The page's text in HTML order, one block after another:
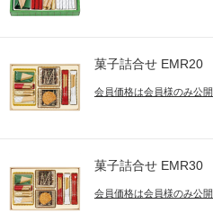
菓子詰合せ EMR20
会員価格は会員様のみ公開
菓子詰合せ EMR30
会員価格は会員様のみ公開